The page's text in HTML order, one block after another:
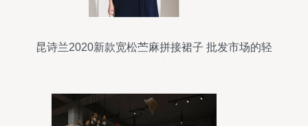
昆诗兰2020新款宽松苎麻拼接裙子 批发市场的轻